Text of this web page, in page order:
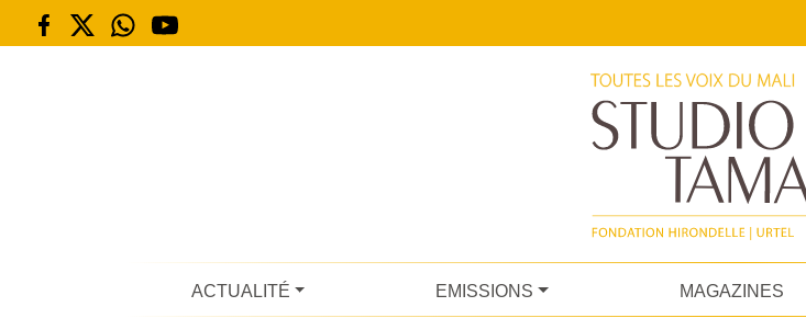
ACTUALITÉ EMISSIONS MAGAZINES